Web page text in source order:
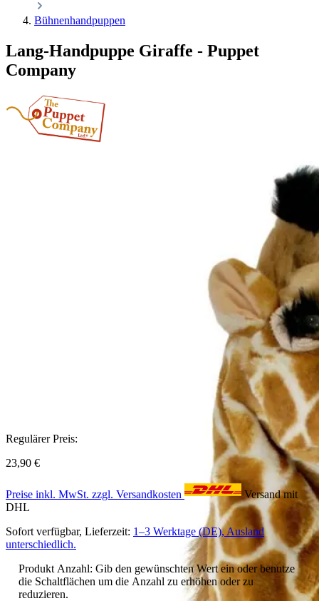
Bühnenhandpuppen
Lang-Handpuppe Giraffe - Puppet
Company
Regulärer Preis:
23,90 €
Preise inkl. MwSt. zzgl. Versandkosten
Versand mit
DHL
Sofort verfügbar, Lieferzeit: 1–3 Werktage (DE), Ausland
unterschiedlich.
Produkt Anzahl: Gib den gewünschten Wert ein oder benutze
die Schaltflächen um die Anzahl zu erhöhen oder zu
reduzieren.